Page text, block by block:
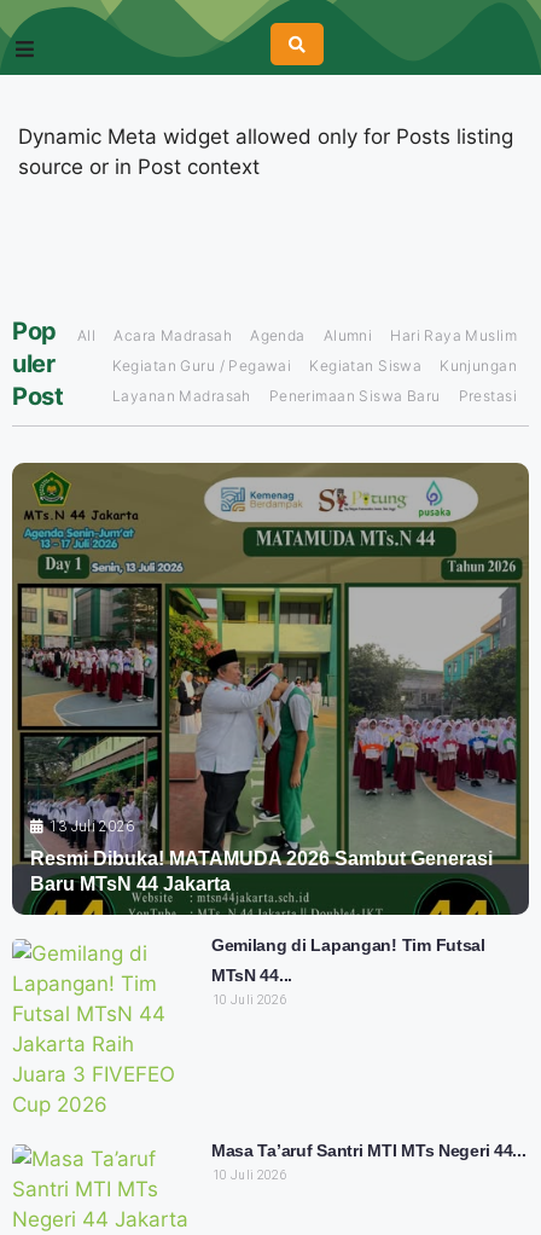
Dynamic Meta widget allowed only for Posts listing
source or in Post context
Pop
uler
Post
All Acara Madrasah Agenda Alumni
Hari Raya Muslim
Kegiatan Guru / Pegawai
Kegiatan Siswa
Kunjungan
Layanan Madrasah
Penerimaan Siswa Baru Prestasi
13 Juli 2026
Resmi Dibuka! MATAMUDA 2026 Sambut Generasi
Baru MTsN 44 Jakarta
Gemilang di Lapangan! Tim Futsal
MTsN 44...
10 Juli 2026
Masa Ta’aruf Santri MTI MTs Negeri 44...
10 Juli 2026